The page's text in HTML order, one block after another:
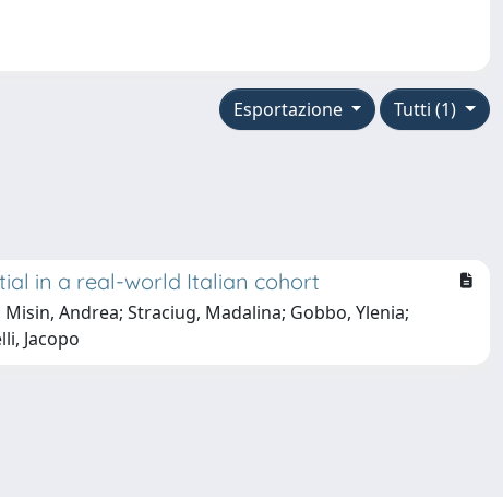
Tutti (1)
Esportazione
in a real-world Italian cohort
Andrea; Straciug, Madalina; Gobbo, Ylenia;
Jacopo